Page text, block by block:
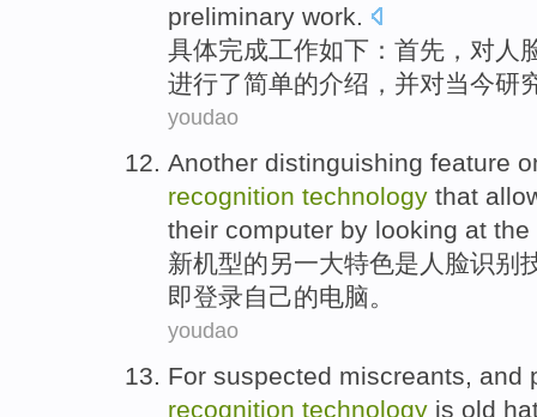
preliminary work.
具体完成工作如下 ： 首先 ， 对人
进行了简单的介绍 ，并对当今研
youdao
Another distinguishing feature
recognition technology that
their computer by looking at the
新机型的另一大特色是 人脸识别
即登录自己的电脑。
youdao
For suspected miscreants, and
recognition technology is old